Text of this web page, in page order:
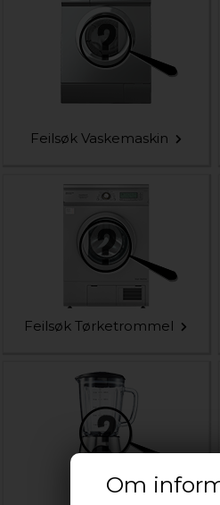
Om
Feilsøk Vaskemaskin
Feilsøk Tørketrommel